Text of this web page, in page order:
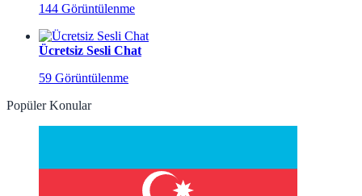
144 Görüntülenme
Ücretsiz Sesli Chat
59 Görüntülenme
Popüler Konular